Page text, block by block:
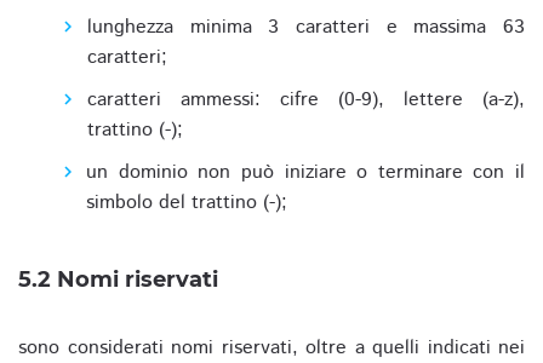
lunghezza minima 3 caratteri e massima 63
caratteri;
caratteri ammessi: cifre (0-9), lettere (a-z),
trattino (-);
un dominio non può iniziare o terminare con il
simbolo del trattino (-);
5.2 Nomi riservati
sono considerati nomi riservati, oltre a quelli indicati nei